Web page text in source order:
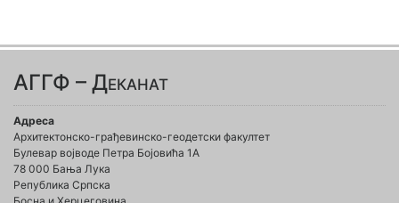
АГГФ – Деканат
Адреса
Архитектонско-грађевинско-геодетски факултет
Булевар војводе Петра Бојовића 1A
78 000 Бања Лука
Република Српска